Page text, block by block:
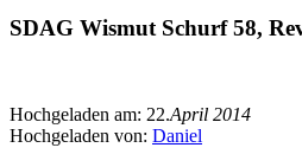
SDAG Wismut Schurf 58,
Hochgeladen am: 22.April 2014
Hochgeladen von: Daniel